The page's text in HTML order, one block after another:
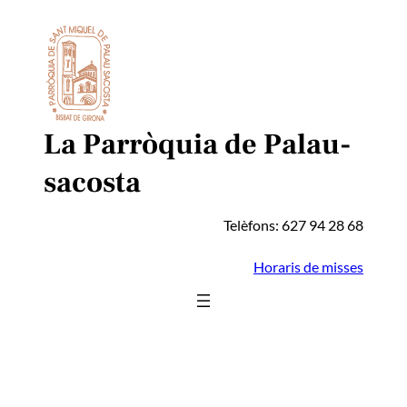
contingut
La Parròquia de Palau-
sacosta
Telèfons: 627 94 28 68
Horaris de misses